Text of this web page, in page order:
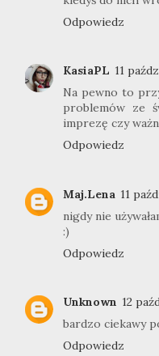
Odpowiedz
KasiaPL 11
Na pewno to
problemów ze
imprezę czy
Odpowiedz
Maj.Lena 11
nigdy nie
:)
Odpowiedz
Unknown 12
bardzo ciekawy
Odpowiedz